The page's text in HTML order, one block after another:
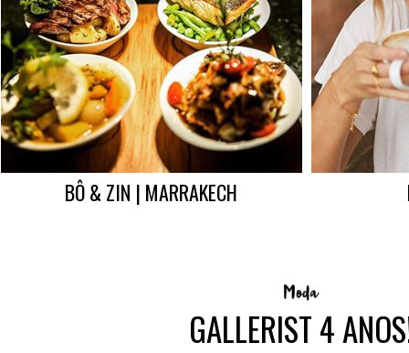
BÔ & ZIN | MARRAKECH
GALLERIST 4